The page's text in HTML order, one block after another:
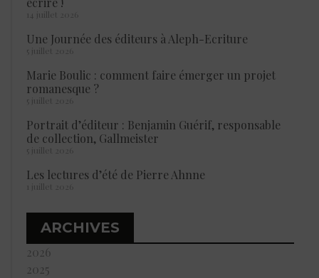
14 juillet 2026
Une Journée des éditeurs à Aleph-Ecriture
5 juillet 2026
Marie Boulic : comment faire émerger un projet
romanesque ?
5 juillet 2026
Portrait d’éditeur : Benjamin Guérif, responsable
de collection, Gallmeister
5 juillet 2026
Les lectures d’été de Pierre Ahnne
1 juillet 2026
ARCHIVES
2026
2025